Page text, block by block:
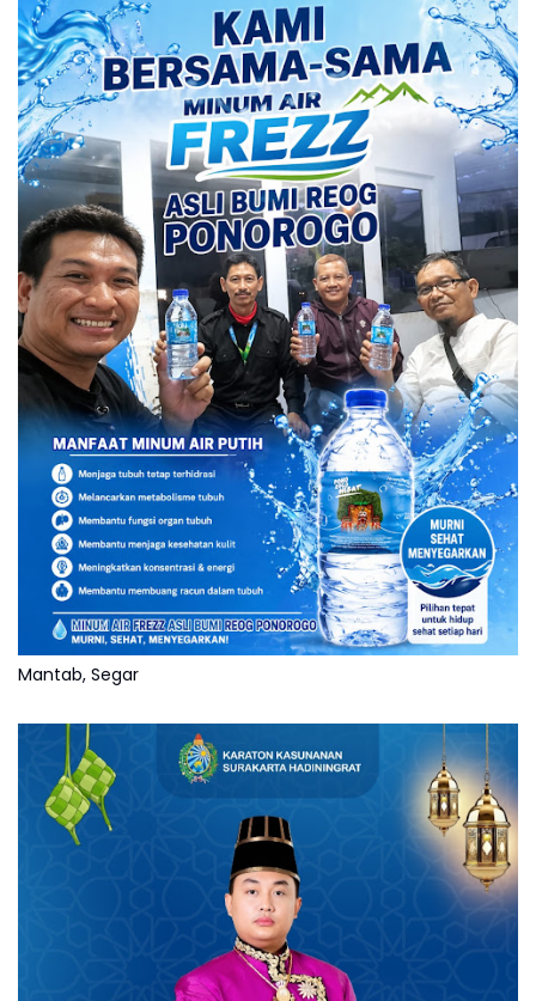
Mantab, Segar